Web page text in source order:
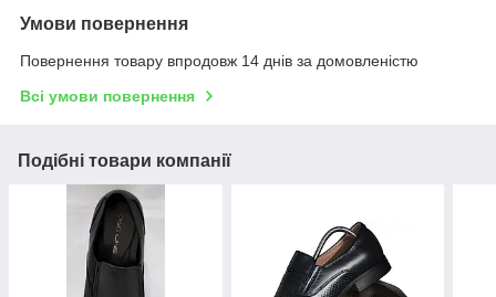
Умови повернення
Повернення товару впродовж 14 днів за домовленістю
Всі умови повернення
Подібні товари компанії